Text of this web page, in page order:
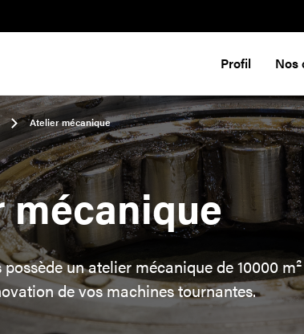
Profil Nos
Atelier mécanique
un atelier mécanique de 10000
de vos machines tournantes.